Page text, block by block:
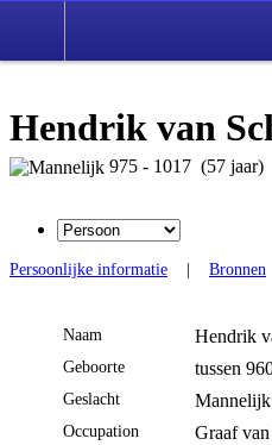
Hendrik van
975 - 1017 (57 jaar)
Persoonlijke informatie Bronnen
Naam Hendrik
Geboorte tussen
Geslacht Mannelijk
Occupation Graaf